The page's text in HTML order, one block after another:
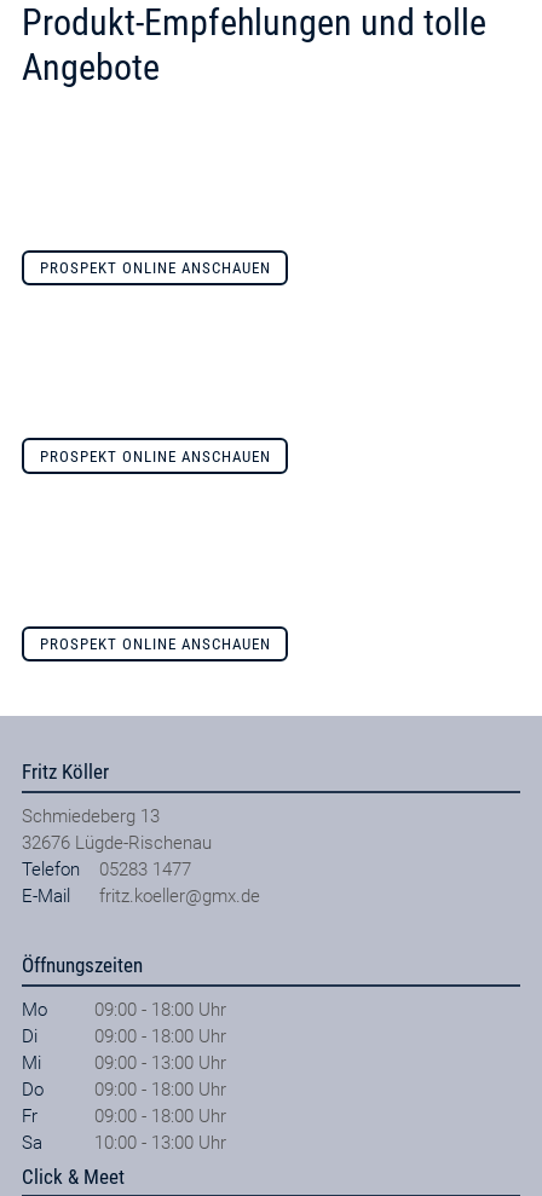
Produkt-Empfehlungen und tolle
Angebote
PROSPEKT ONLINE ANSCHAUEN
PROSPEKT ONLINE ANSCHAUEN
PROSPEKT ONLINE ANSCHAUEN
Fritz Köller
Schmiedeberg 13
32676 Lügde-Rischenau
Telefon
05283 1477
E-Mail
fritz.koeller@gmx.de
Öffnungszeiten
Mo
09:00 - 18:00 Uhr
Di
09:00 - 18:00 Uhr
Mi
09:00 - 13:00 Uhr
Do
09:00 - 18:00 Uhr
Fr
09:00 - 18:00 Uhr
Sa
10:00 - 13:00 Uhr
Click & Meet